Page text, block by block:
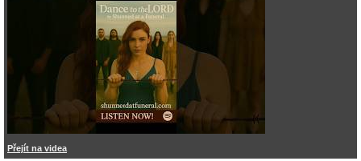
Přejít na videa